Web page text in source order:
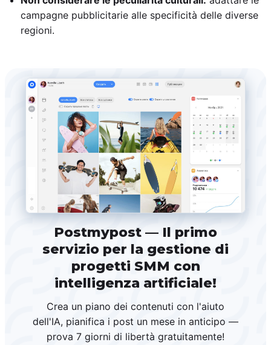
campagne pubblicitarie alle specificità delle diverse
regioni.
Postmypost — Il primo
servizio per la gestione di
progetti SMM con
intelligenza artificiale!
Crea un piano dei contenuti con l'aiuto
dell'IA, pianifica i post un mese in anticipo —
prova 7 giorni di libertà gratuitamente!